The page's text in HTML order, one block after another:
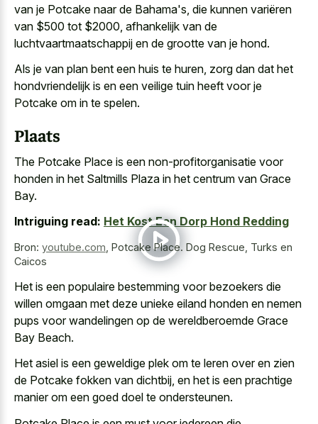
van je Potcake naar de Bahama's, die kunnen variëren
van $500 tot $2000, afhankelijk van de
luchtvaartmaatschappij en de grootte van je hond.
Als je van plan bent een huis te huren, zorg dan dat het
hondvriendelijk is en een veilige tuin heeft voor je
Potcake om in te spelen.
Plaats
The Potcake Place is een non-profitorganisatie voor
honden in het Saltmills Plaza in het centrum van Grace
Bay.
Intriguing read: Het Kost Een Dorp Hond Redding
Bron: youtube.com Potcake Place. Dog Rescue, Turks en
Caicos
Het is een populaire bestemming voor bezoekers die
willen omgaan met deze unieke eiland honden en nemen
pups voor wandelingen op de wereldberoemde Grace
Bay Beach.
Het asiel is een geweldige plek om te leren over en zien
de Potcake fokken van dichtbij, en het is een prachtige
manier om een goed doel te ondersteunen.